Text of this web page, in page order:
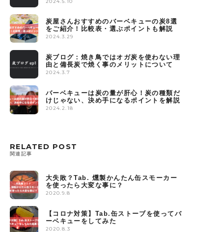
炭屋さんおすすめのバーベキューの炭8選
をご紹介！比較表・選ぶポイントも解説
2024.3.29
炭ブログ：焼き鳥ではオガ炭を使わない理
由と備長炭で焼く事のメリットについて
2024.3.7
バーベキューは炭の量が肝心！炭の種類だ
けじゃない、決め手になるポイントを解説
2024.2.18
RELATED POST
関連記事
大失敗？Tab. 燻製かんたん缶スモーカー
を使ったら大変な事に？
2020.9.8
【コロナ対策】Tab.缶ストーブを使ってバ
ーベキューをしてみた
2020.8.3